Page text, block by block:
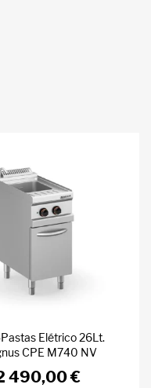
Elétrico 26Lt.
CPE M740 NV
490,00€